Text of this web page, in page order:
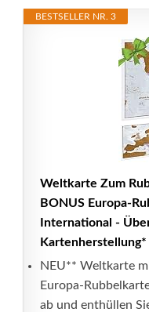
BESTSELLER NR. 3
Weltkarte Zum
BONUS Europa-
International -
Kartenherstellung*
NEU** Weltkarte
Europa-
ab und enthüllen